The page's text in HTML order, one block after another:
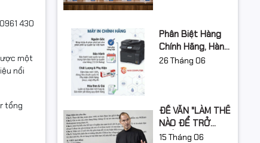
430
một
nổi
tổng
Phân Biệt Hàng
Chính Hãng, Hàng
Nhập Khẩu Và
26 Tháng 06
ĐỀ VĂN "LÀM THẾ
NÀO ĐỂ TRỞ
THÀNH STEVE
15 Tháng 06